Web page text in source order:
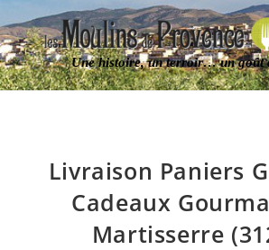
Une histoire, un terroir… un goût
Livraison Paniers
Cadeaux
Martisserre